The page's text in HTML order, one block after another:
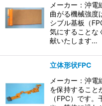
メーカー：沖
曲がる機械強度
シブル基板（
気にすることな
献いたします…
立体形状FPC
メーカー：沖
を保持すること
（FPC）です